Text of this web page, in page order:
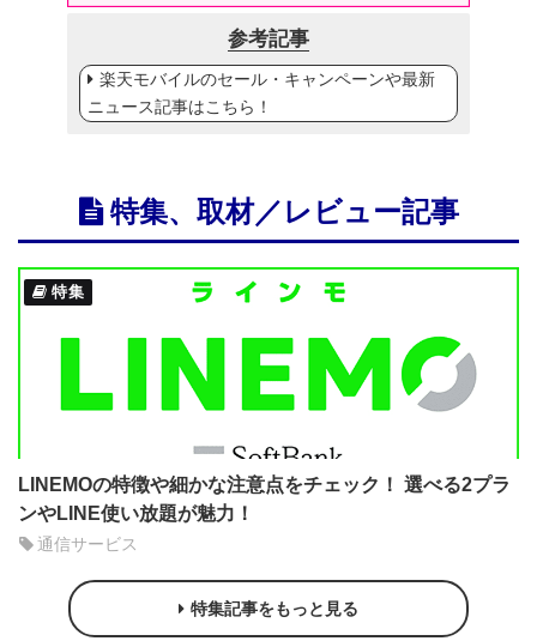
参考記事
楽天モバイルのセール・キャンペーンや最新
ニュース記事はこちら！
特集、取材／レビュー記事
特集
LINEMOの特徴や細かな注意点をチェック！ 選べる2プラ
ンやLINE使い放題が魅力！
通信サービス
特集記事をもっと見る